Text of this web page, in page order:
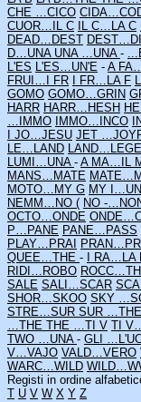
CHE …CICO
CUOR…IL C
IL C…LA C
DEAD…DEST
D…UNA UNA …UNA -
L'ES L'ES…UN'E - A
FRUI…I FR
I FR…LA F
GOMO GOMO…GRIN
HARR HARR…HESH
…IMMO
IMMO…INCO
I JO…JESU JET
LE…LAND LAND…LEGE
LUMI…UNA - A MA…IL
MANS…MATE
MOTO…MY G MY
NEMM…NO ( NO -
OCTO…ONDE
P…PANE PANE…PASS
PLAY…PRAI
QUEE…THE - I RA…LA
RIDI…ROBO
SALE SALI…SCAR
SHOR…SKOO SKY
STRE…SUR SUR …THE
…THE THE …TI V TI
TWO …UNA - GLI
V…VAJO VALD…VERO
WARC…WILD
Registi in ordine
T U V W X Y Z